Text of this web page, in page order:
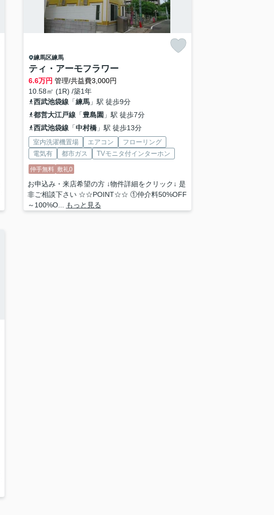
練馬区練馬
ティ・アーモフラワー
6.6万円 管理/共益費3,000円
10.58㎡ (1R) /築1年
西武池袋線「練馬」駅 徒歩9分
都営大江戸線「豊島園 」駅 徒歩7分
西武池袋線「中村橋」駅 徒歩13分
室内洗濯機置場 エアコン
フローリング
電気有
都市ガス TVモニタ付インターホン
仲手無料 敷礼0
お申込み・来店希望の方 ↓物件詳細をクリック↓ 是
非ご相談下さい ☆☆POINT☆☆ ①仲介料50%OFF
～100%O...
もっと見る